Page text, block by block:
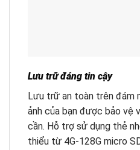
Lưu trữ đáng tin cậy
Lưu trữ an toàn trên đám
ảnh của bạn được bảo vệ
cần. Hỗ trợ sử dụng thẻ
thiểu từ 4G-128G micro